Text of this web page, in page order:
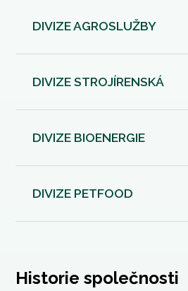
DIVIZE AGROSLUŽBY
DIVIZE STROJÍRENSKÁ
DIVIZE BIOENERGIE
DIVIZE PETFOOD
Historie společnosti